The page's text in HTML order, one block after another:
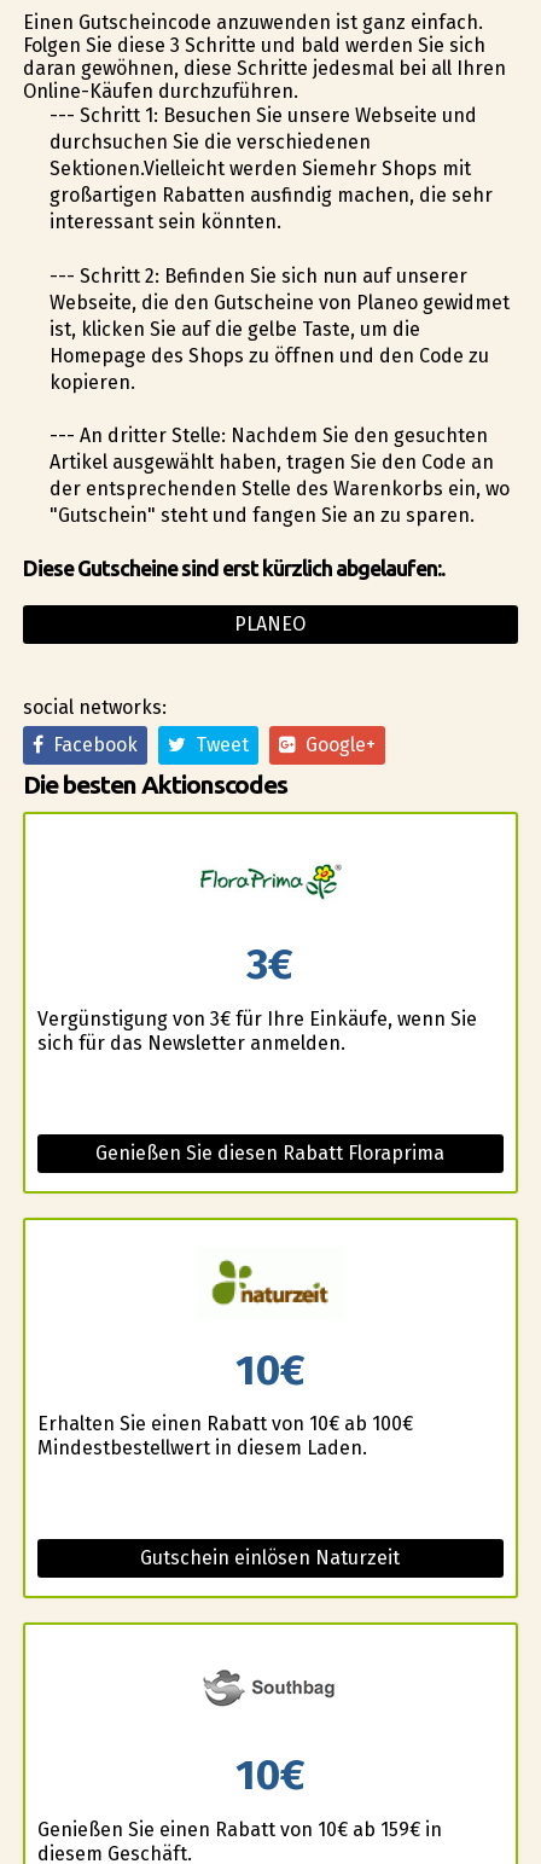
Einen Gutscheincode anzuwenden ist ganz einfach.
Folgen Sie diese 3 Schritte und bald werden Sie sich
daran gewöhnen, diese Schritte jedesmal bei all Ihren
Online-Käufen durchzuführen.
--- Schritt 1: Besuchen Sie unsere Webseite und
durchsuchen Sie die verschiedenen
Sektionen.Vielleicht werden Siemehr Shops mit
großartigen Rabatten ausfindig machen, die sehr
interessant sein könnten.
--- Schritt 2: Befinden Sie sich nun auf unserer
Webseite, die den Gutscheine von Planeo gewidmet
ist, klicken Sie auf die gelbe Taste, um die
Homepage des Shops zu öffnen und den Code zu
kopieren.
--- An dritter Stelle: Nachdem Sie den gesuchten
Artikel ausgewählt haben, tragen Sie den Code an
der entsprechenden Stelle des Warenkorbs ein, wo
"Gutschein" steht und fangen Sie an zu sparen.
Diese Gutscheine sind erst kürzlich abgelaufen:.
PLANEO
social networks:
Facebook
Tweet Google+
Die besten Aktionscodes
3€
Vergünstigung von 3€ für Ihre Einkäufe, wenn Sie
sich für das Newsletter anmelden.
Genießen Sie diesen Rabatt Floraprima
10€
Erhalten Sie einen Rabatt von 10€ ab 100€
Mindestbestellwert in diesem Laden.
Gutschein einlösen Naturzeit
10€
Genießen Sie einen Rabatt von 10€ ab 159€ in
diesem Geschäft.